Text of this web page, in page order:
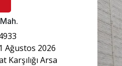
Ağustos 2026
Karşılığı Arsa